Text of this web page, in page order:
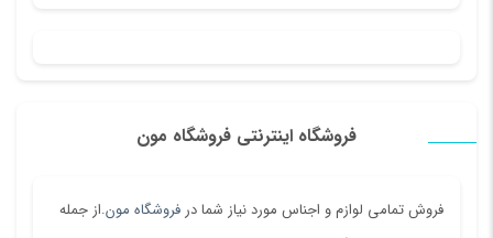
فروشگاه اینترنتی فروشگاه مون
فروش تمامی لوازم و اجناس مورد نیاز شما درفروشگاه مون.از جمله